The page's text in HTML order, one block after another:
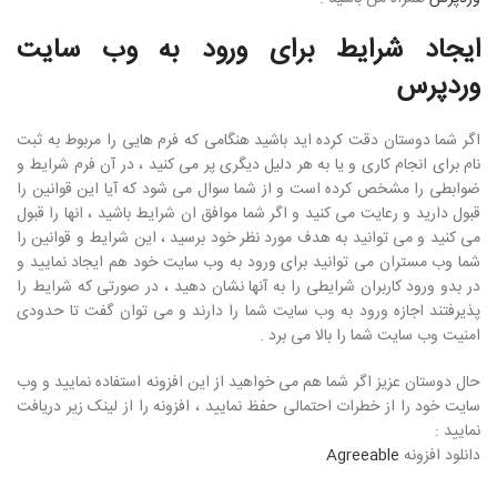
ایجاد شرایط برای ورود به وب سایت
وردپرس
اگر شما دوستان دقت کرده اید باشید هنگامی که فرم هایی را مربوط به ثبت
نام برای انجام کاری و یا به هر دلیل دیگری پر می کنید ، در آن فرم شرایط و
ضوابطی را مشخص کرده است و از شما سوال می شود که آیا این قوانین را
قبول دارید و رعایت می کنید و اگر شما موافق ان شرایط باشید ، انها را قبول
می کنید و می توانید به هدف مورد نظر خود برسید ، این شرایط و قوانین را
شما وب مستران می توانید برای ورود به وب سایت خود هم ایجاد نمایید و
در بدو ورود کاربران شرایطی را به آنها نشان دهید ، در صورتی که شرایط را
پذیرفتند اجازه ورود به وب سایت شما را دارند و می توان گفت تا حدودی
امنیت وب سایت شما را بالا می برد .
حال دوستان عزیز اگر شما هم می خواهید از این افزونه استفاده نمایید و وب
سایت خود را از خطرات احتمالی حفظ نمایید ، افزونه را از لینک زیر دریافت
نمایید :
دانلود افزونه Agreeable